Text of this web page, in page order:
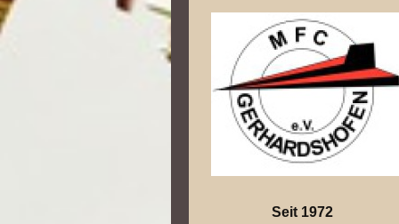
Seit 1972